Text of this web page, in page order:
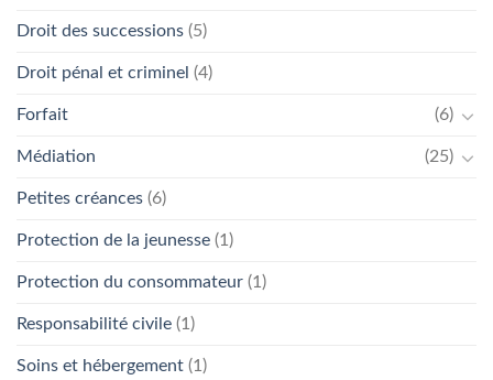
Droit des successions (5)
Droit pénal et criminel (4)
Forfait (6)
Médiation (25)
Petites créances (6)
Protection de la jeunesse (1)
Protection du consommateur (1)
Responsabilité civile (1)
Soins et hébergement (1)